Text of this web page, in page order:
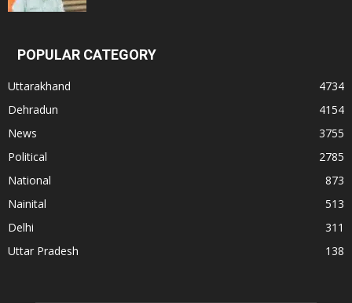
POPULAR CATEGORY
Uttarakhand
4734
Dehradun
4154
News
3755
Political
2785
National
873
Nainital
513
Delhi
311
Uttar Pradesh
138